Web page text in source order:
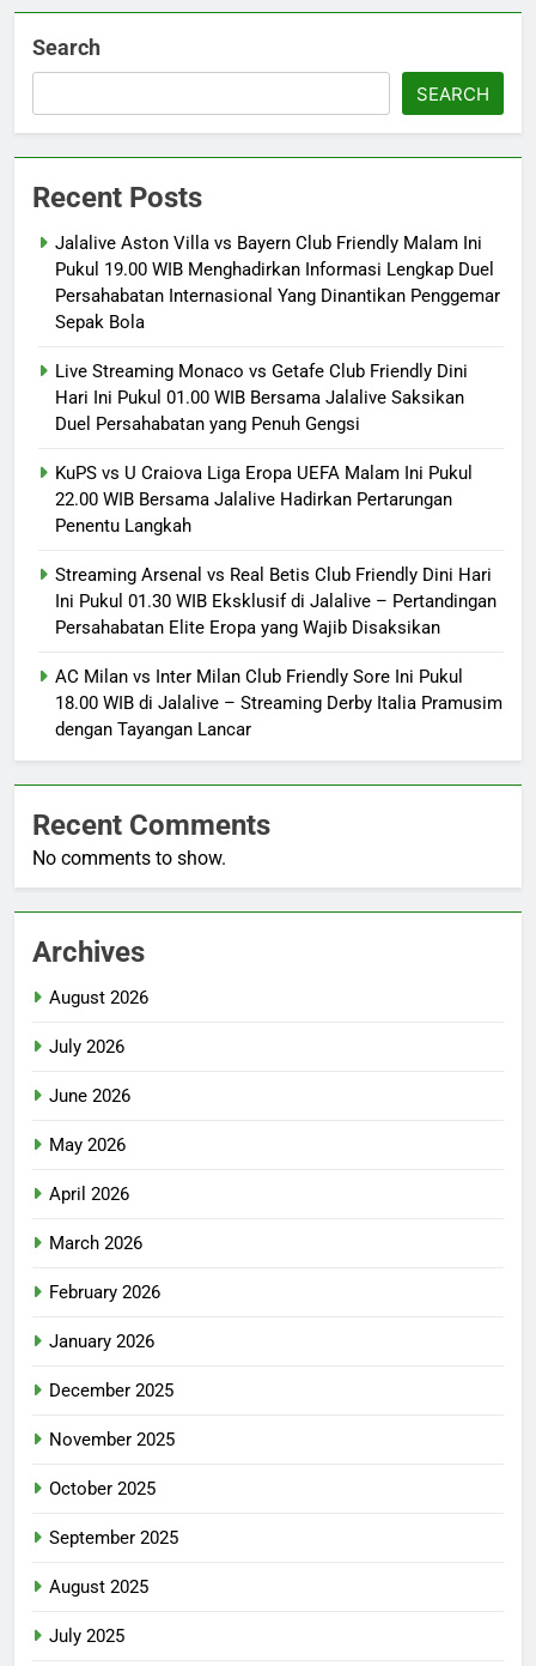
Search
SEARCH
Recent Posts
Jalalive Aston Villa vs Bayern Club Friendly Malam Ini
Pukul 19.00 WIB Menghadirkan Informasi Lengkap Duel
Persahabatan Internasional Yang Dinantikan Penggemar
Sepak Bola
Live Streaming Monaco vs Getafe Club Friendly Dini
Hari Ini Pukul 01.00 WIB Bersama Jalalive Saksikan
Duel Persahabatan yang Penuh Gengsi
KuPS vs U Craiova Liga Eropa UEFA Malam Ini Pukul
22.00 WIB Bersama Jalalive Hadirkan Pertarungan
Penentu Langkah
Streaming Arsenal vs Real Betis Club Friendly Dini Hari
Ini Pukul 01.30 WIB Eksklusif di Jalalive – Pertandingan
Persahabatan Elite Eropa yang Wajib Disaksikan
AC Milan vs Inter Milan Club Friendly Sore Ini Pukul
18.00 WIB di Jalalive – Streaming Derby Italia Pramusim
dengan Tayangan Lancar
Recent Comments
No comments to show.
Archives
August 2026
July 2026
June 2026
May 2026
April 2026
March 2026
February 2026
January 2026
December 2025
November 2025
October 2025
September 2025
August 2025
July 2025